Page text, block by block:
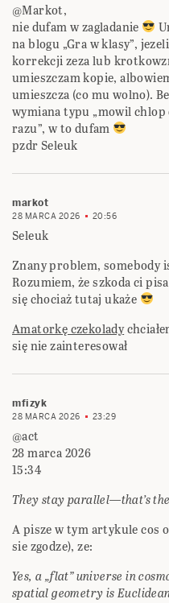
@Markot,
nie dufam w zagladanie
na blogu „Gra w klasy”,
korrekcji zeza lub
umieszczam kopie,
umieszcza (co mu wolno).
wymiana typu „mowil
razu”, w to dufam
pzdr Seleuk
markot
28 MARCA 2026 20:56
Seleuk
Znany problem, somebody
Rozumiem, że szkoda ci
się chociaż tutaj ukaże
Amatorkę czekolady
się nie zainteresował
mfizyk
28 MARCA 2026 23:29
@act
28 marca 2026
15:34
They stay parallel—that’s
A pisze w tym artykule cos
sie zgodze), ze:
Yes, a „flat” universe in
spatial geometry is